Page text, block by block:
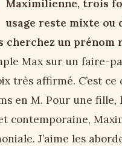
Maximilienne, trois
usage reste mixte
cherchez un
Max sur un faire-
très affirmé. C’est
en M. Pour une
contemporaine,
J’aime les